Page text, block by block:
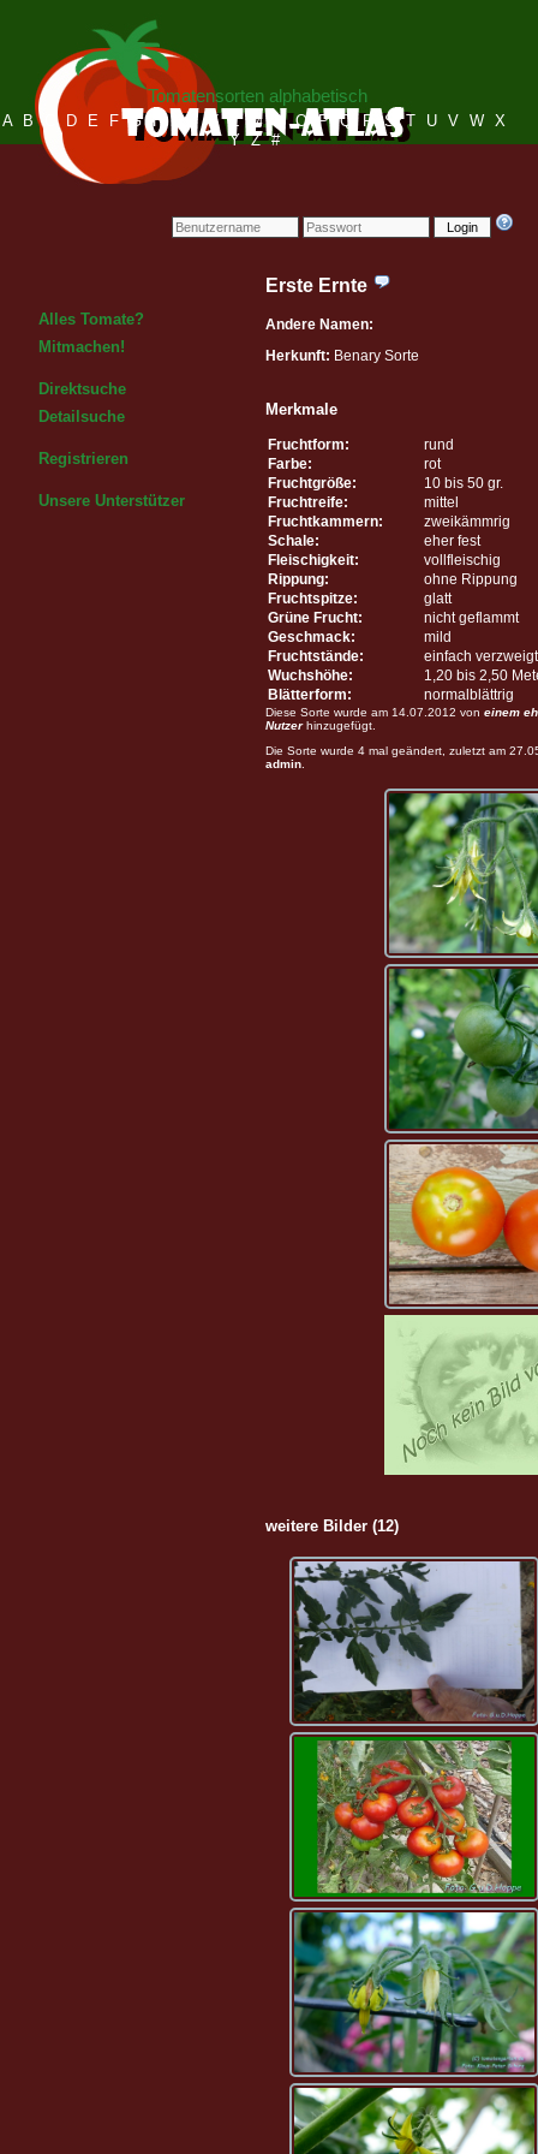
Login
Tomatensorten alphabetisch
A B C D E F G H I J K L M N O P Q R S T U V W X
Y Z #
Alles Tomate?
Mitmachen!
Direktsuche
Detailsuche
Registrieren
Unsere Unterstützer
Erste Ernte
Andere Namen:
Herkunft: Benary Sorte
Merkmale
Fruchtform:
rund
Farbe:
rot
Fruchtgröße:
10 bis 50 gr.
Fruchtreife:
mittel
Fruchtkammern:
zweikämmrig
Schale:
eher fest
Fleischigkeit:
vollfleischig
Rippung:
ohne Rippung
Fruchtspitze:
glatt
Grüne Frucht:
nicht geflammt
Geschmack:
mild
Fruchtstände:
einfach verzweigt
Wuchshöhe:
1,20 bis 2,50
Blätterform:
normalblättrig
Diese Sorte wurde am 14.07.2012 von einem
Nutzerhinzugefügt.
Die Sorte wurde 4 mal geändert, zuletzt am
admin
weitere Bilder (12)